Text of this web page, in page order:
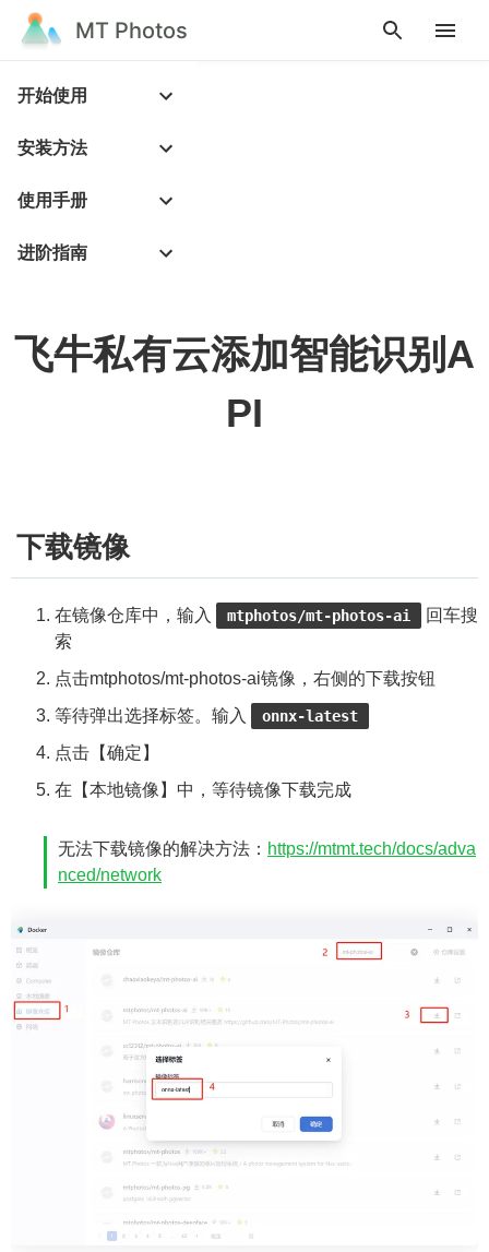
MT Photos
开始使用
安装方法
使用手册
进阶指南
飞牛私有云添加智能识别A
PI
下载镜像
在镜像仓库中，输入 mtphotos/mt-photos-ai
回车搜
索
点击mtphotos/mt-photos-ai镜像，右侧的下载按钮
等待弹出选择标签。输入
onnx-latest
点击【确定】
在【本地镜像】中，等待镜像下载完成
无法下载镜像的解决方法： https://mtmt.tech/docs/adva
nced/network